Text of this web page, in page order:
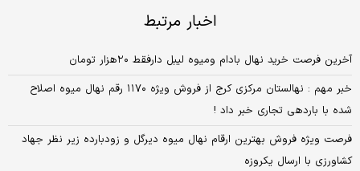
اخبار مرتبط
آخرین فرصت خرید نهال بادام ومیوه لیبل دارفقط ۲۰هزار تومان
خبر مهم : نهالستان مرکزی کرج از فروش ویژه ۱۱۷۰ رقم نهال میوه اصلاح
شده با باردهی تجاری خبر داد !
فرصت ویژه فروش بهترین ارقام نهال میوه دیرگل و زودبارده زیر نظر جهاد
کشاورزی با ارسال یکروزه